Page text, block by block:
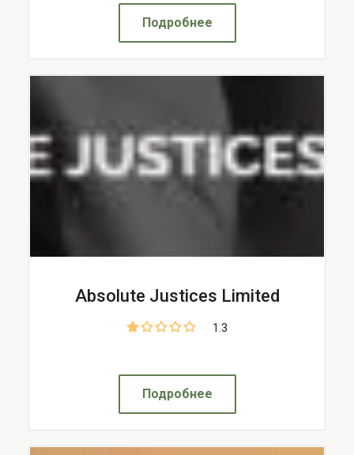
Подробнее
Absolute Justices Limited
1.3
Подробнее